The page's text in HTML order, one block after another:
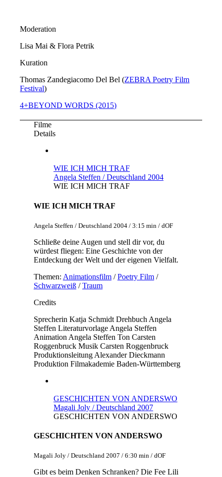
Moderation
Lisa Mai & Flora Petrik
Kuration
Thomas Zandegiacomo Del Bel (ZEBRA Poetry Film
Festival)
4+BEYOND WORDS (2015)
Filme
Details
WIE ICH MICH TRAF
Angela Steffen / Deutschland 2004
WIE ICH MICH TRAF
WIE ICH MICH TRAF
Angela Steffen / Deutschland 2004 / 3:15 min / dOF
Schließe deine Augen und stell dir vor, du
würdest fliegen: Eine Geschichte von der
Entdeckung der Welt und der eigenen Vielfalt.
Themen: Animationsfilm/Poetry Film/
Schwarzweiß/Traum
Credits
Sprecherin Katja Schmidt Drehbuch Angela
Steffen Literaturvorlage Angela Steffen
Animation Angela Steffen Ton Carsten
Roggenbruck Musik Carsten Roggenbruck
Produktionsleitung Alexander Dieckmann
Produktion Filmakademie Baden-Württemberg
GESCHICHTEN VON ANDERSWO
Magali Joly / Deutschland 2007
GESCHICHTEN VON ANDERSWO
GESCHICHTEN VON ANDERSWO
Magali Joly / Deutschland 2007 / 6:30 min / dOF
Gibt es beim Denken Schranken? Die Fee Lili